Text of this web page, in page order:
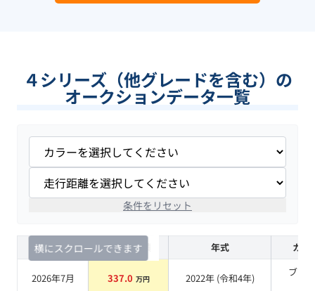
４シリーズ（他グレードを含む）の
オークションデータ一覧
条件をリセット
横にスクロールできます
査定時期 セルカ実績 年式 カラ
2026年7月 337.0 万円 2022年 (令和4年)
ブラ